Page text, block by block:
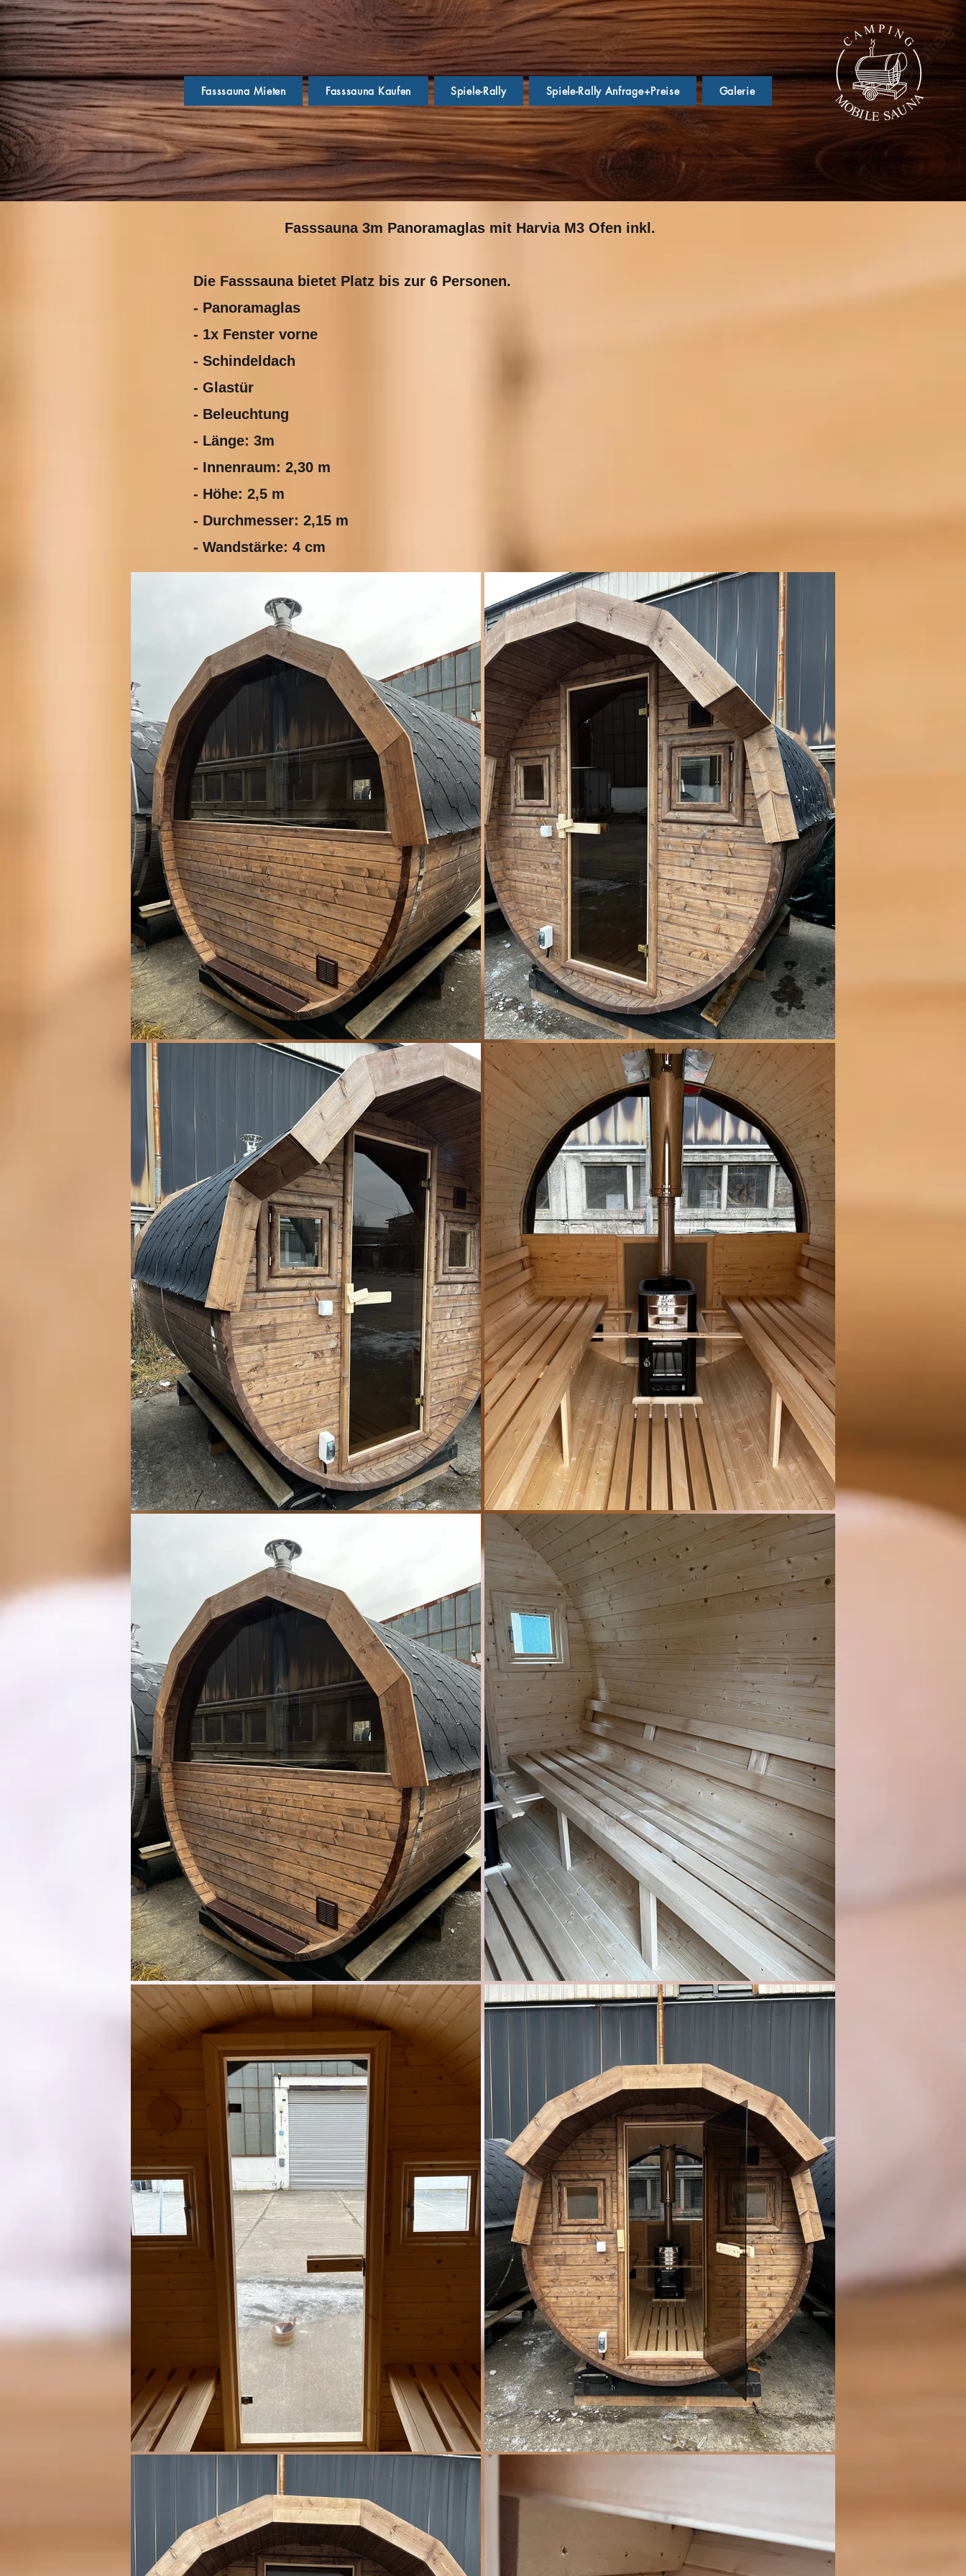
Fasssauna Mieten Fasssauna Kaufen Spiele-Rally Spiele-Rally Anfrage+Preise Galerie
Fasssauna 3m Panoramaglas mit Harvia M3 Ofen inkl.
Die Fasssauna bietet Platz bis zur 6 Personen.
- Panoramaglas
- 1x Fenster vorne
- Schindeldach
- Glastür
- Beleuchtung
- Länge: 3m
- Innenraum: 2,30 m
- Höhe: 2,5 m
- Durchmesser: 2,15 m
- Wandstärke: 4 cm